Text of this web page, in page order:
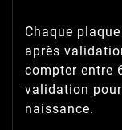
Chaque
après
compter entre
validation
naissance.